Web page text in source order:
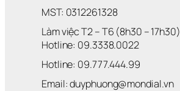
MST: 0312261328
Làm việc T2 – T6 (8h30 – 17h30)
Hotline: 09.3338.0022
Hotline: 09.777.444.99
Email: duyphuong@mondial.vn